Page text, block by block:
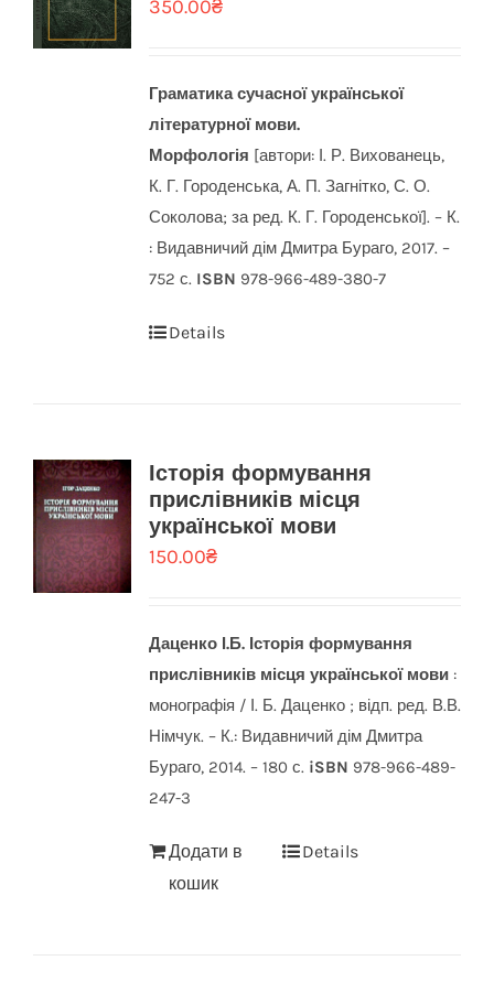
350.00₴
Граматика сучасної української
літературної мови.
Морфологія [автори: І. Р. Вихованець,
К. Г. Городенська, А. П. Загнітко, С. О.
Соколова; за ред. К. Г. Городенської]. – К.
: Видавничий дім Дмитра Бураго, 2017. –
752 с. ISBN 978-966-489-380-7
Details
Історія формування
прислівників місця
української мови
150.00₴
Даценко І.Б. Історія формування
прислівників місця української мови:
монографія / І. Б. Даценко ; відп. ред. В.В.
Німчук. – К.: Видавничий дім Дмитра
Бураго, 2014. – 180 с. iSBN 978-966-489-
247-3
Додати в
кошик
Details